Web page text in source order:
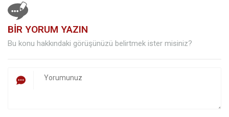
BİR YORUM YAZIN
Bu konu hakkındaki görüşünüzü belirtmek ister misiniz?